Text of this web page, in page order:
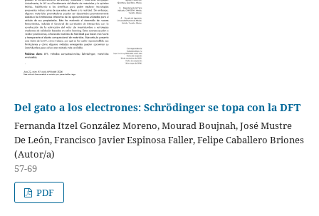
Del gato a los electrones: Schrödinger se topa con la DFT
Fernanda Itzel González Moreno, Mourad Boujnah, José Mustre
De León, Francisco Javier Espinosa Faller, Felipe Caballero Briones
(Autor/a)
57-69
PDF